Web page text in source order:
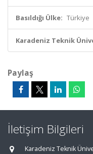
Basıldığı Ülke: Türkiye
Karadeniz Teknik
Paylaş
İletişim Bilgileri
Karadeniz Teknik